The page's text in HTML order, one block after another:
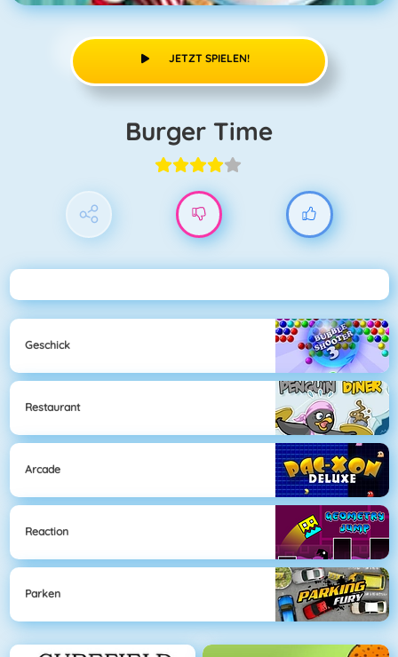
JETZT SPIELEN!
Burger Time
Geschick
Restaurant
Arcade
Reaction
Parken